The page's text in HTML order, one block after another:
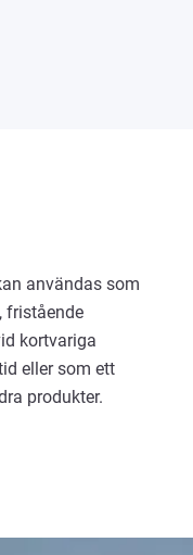
användas som
fristående
kortvariga
eller som ett
produkter.